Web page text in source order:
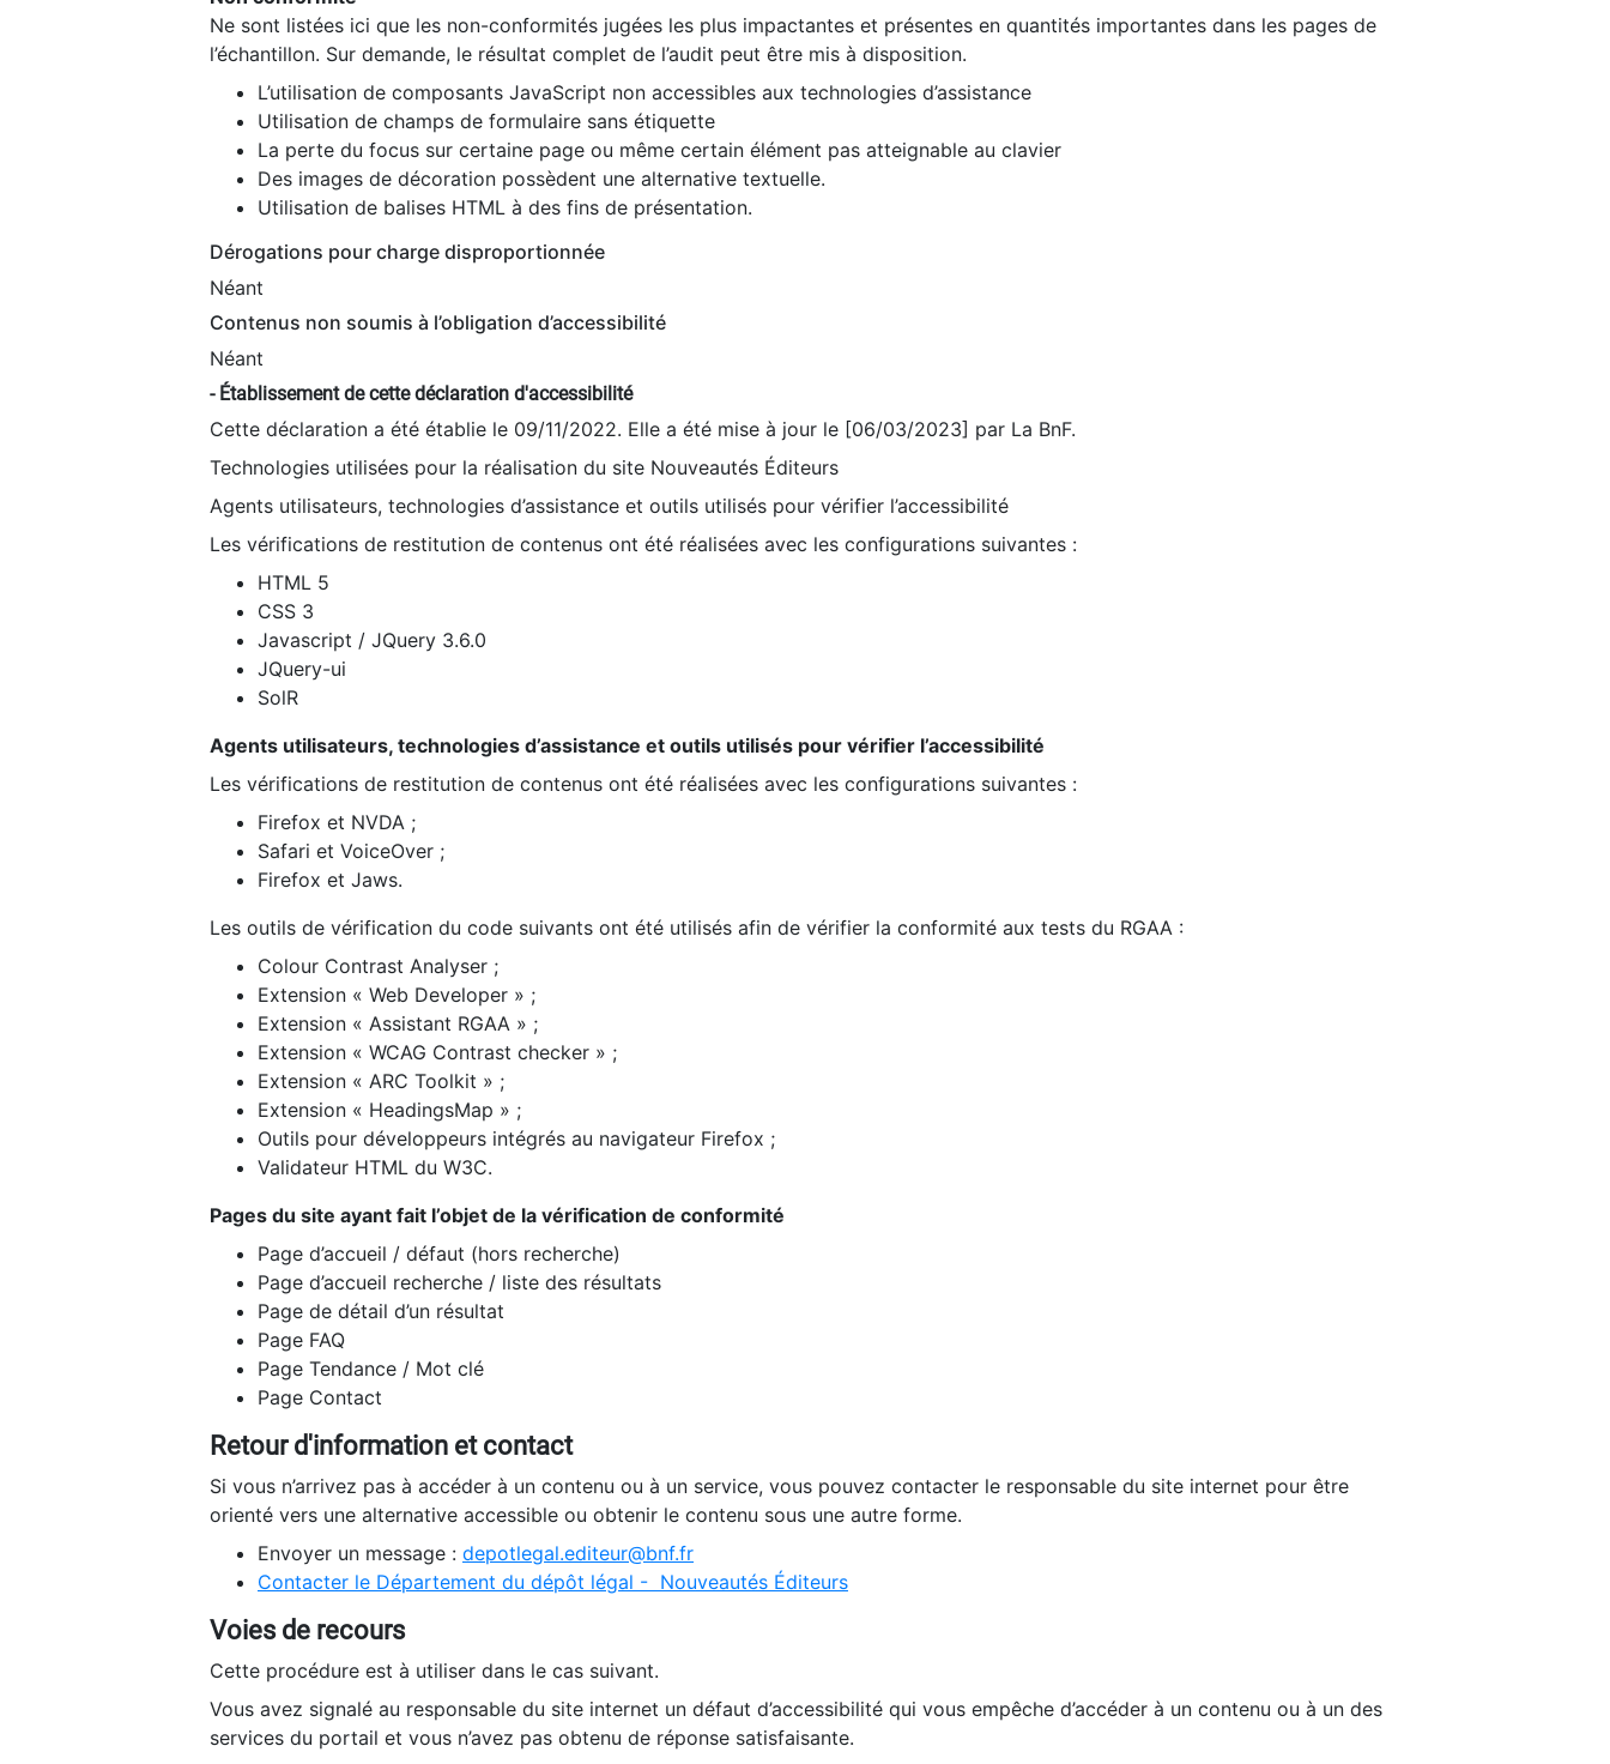
Ne sont listées ici que les non-conformités jugées les plus impactantes et présentes en quantités importantes dans les pages de
l’échantillon. Sur demande, le résultat complet de l’audit peut être mis à disposition.
L’utilisation de composants JavaScript non accessibles aux technologies d’assistance
Utilisation de champs de formulaire sans étiquette
La perte du focus sur certaine page ou même certain élément pas atteignable au clavier
Des images de décoration possèdent une alternative textuelle.
Utilisation de balises HTML à des fins de présentation.
Dérogations pour charge disproportionnée
Néant
Contenus non soumis à l’obligation d’accessibilité
Néant
- Établissement de cette déclaration d'accessibilité
Cette déclaration a été établie le 09/11/2022. Elle a été mise à jour le [06/03/2023] par La BnF.
Technologies utilisées pour la réalisation du site Nouveautés Éditeurs
Agents utilisateurs, technologies d’assistance et outils utilisés pour vérifier l’accessibilité
Les vérifications de restitution de contenus ont été réalisées avec les configurations suivantes :
HTML 5
CSS 3
Javascript / JQuery 3.6.0
JQuery-ui
SolR
Agents utilisateurs, technologies d’assistance et outils utilisés pour vérifier l’accessibilité
Les vérifications de restitution de contenus ont été réalisées avec les configurations suivantes :
Firefox et NVDA ;
Safari et VoiceOver ;
Firefox et Jaws.
Les outils de vérification du code suivants ont été utilisés afin de vérifier la conformité aux tests du RGAA :
Colour Contrast Analyser ;
Extension « Web Developer » ;
Extension « Assistant RGAA » ;
Extension « WCAG Contrast checker » ;
Extension « ARC Toolkit » ;
Extension « HeadingsMap » ;
Outils pour développeurs intégrés au navigateur Firefox ;
Validateur HTML du W3C.
Pages du site ayant fait l’objet de la vérification de conformité
Page d’accueil / défaut (hors recherche)
Page d’accueil recherche / liste des résultats
Page de détail d’un résultat
Page FAQ
Page Tendance / Mot clé
Page Contact
Retour d'information et contact
Si vous n’arrivez pas à accéder à un contenu ou à un service, vous pouvez contacter le responsable du site internet pour être
orienté vers une alternative accessible ou obtenir le contenu sous une autre forme.
Envoyer un message : depotlegal.editeur@bnf.fr
Contacter le Département du dépôt légal - Nouveautés Éditeurs
Voies de recours
Cette procédure est à utiliser dans le cas suivant.
Vous avez signalé au responsable du site internet un défaut d’accessibilité qui vous empêche d’accéder à un contenu ou à un des
services du portail et vous n’avez pas obtenu de réponse satisfaisante.